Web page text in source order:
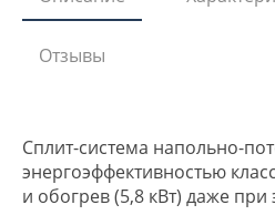
Отзывы
Сплит-система напольно-
энергоэффективностью
и обогрев (5,8 кВт) даже